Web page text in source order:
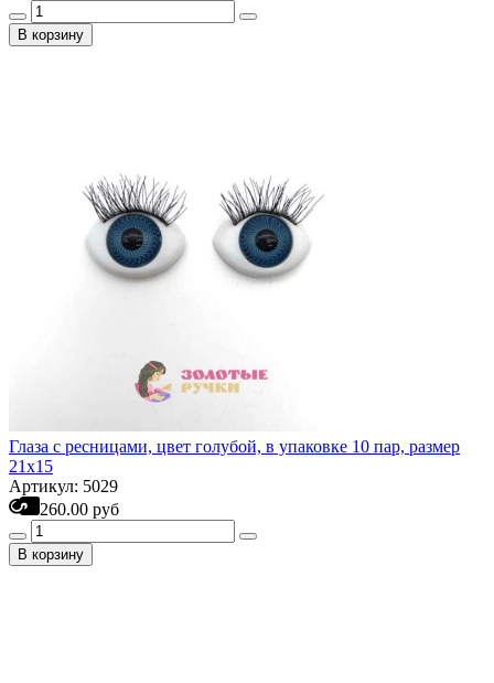
В корзину
Глаза с ресницами, цвет голубой, в упаковке 10 пар, размер
21х15
Артикул: 5029
260.00 руб
В корзину